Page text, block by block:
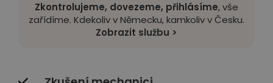
Zkontrolujeme, dovezeme, přihlásíme, vše
zařídíme. Kdekoliv v Německu, kamkoliv v Česku.
Zobrazit službu >